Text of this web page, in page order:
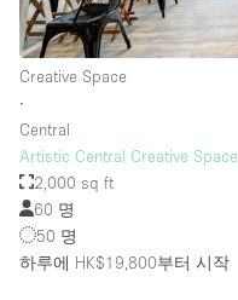
Creative Space
∙
Central
Artistic Central Creative Space
2,000 sq ft
60 명
50 명
하루에 HK$19,800부터 시작